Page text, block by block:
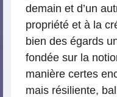
demain et d’un
propriété et à la
bien des égards
fondée sur la
manière certes
mais résiliente,